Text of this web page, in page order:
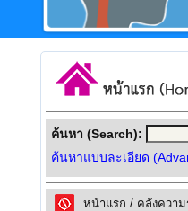
ค้นหา (Search):
ค้นหาแบบละเอียด
หน้าแรก / คลังความ